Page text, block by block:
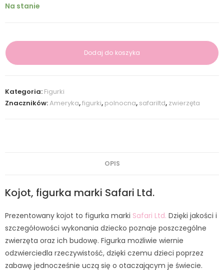
Na stanie
Dodaj do koszyka
Kategoria: Figurki
Znaczników:Ameryka,figurki, polnocna, safariltd, zwierzęta
OPIS
Kojot, figurka marki Safari Ltd.
Prezentowany kojot to figurka marki Safari Ltd. Dzięki jakości i
szczegółowości wykonania dziecko poznaje poszczególne
zwierzęta oraz ich budowę. Figurka możliwie wiernie
odzwierciedla rzeczywistość, dzięki czemu dzieci poprzez
zabawę jednocześnie uczą się o otaczającym je świecie.